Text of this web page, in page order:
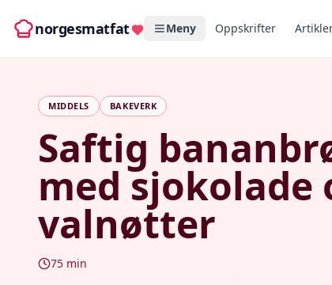
norgesmatfat Meny Oppskrifter
MIDDELS BAKEVERK
Saftig
med sjokolade
valnøtter
75 min